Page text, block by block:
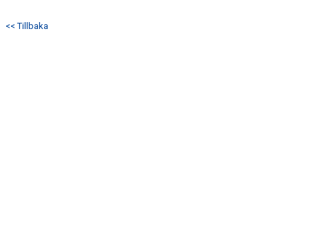
<< Tillbaka